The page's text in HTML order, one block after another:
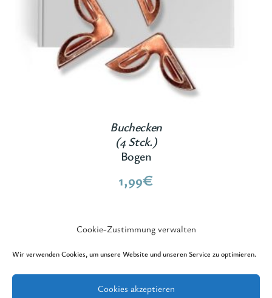
Cookie-Zustimmung verwalten
Wir verwenden Cookies, um unsere Website und unseren Service zu optimieren.
Cookies akzeptieren
Buchecken
(4 Stck.)
Bogen
1,99€
© 2026 GedankenReich Verlag - All rights